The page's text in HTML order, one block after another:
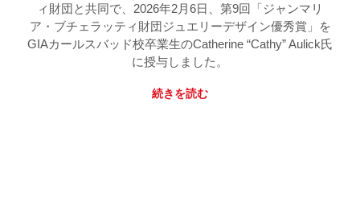
ィ財団と共同で、2026年2月6日、第9回「ジャンマリ
ア・ブチェラッティ財団ジュエリーデザイン優秀賞」を
GIAカールスバッド校卒業生のCatherine “Cathy” Aulick氏
に授与しました。
続きを読む